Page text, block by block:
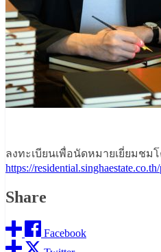
ลงทะเบียนเพื่อนัดหมายเยี่ยมชม
https://
Share
Facebook